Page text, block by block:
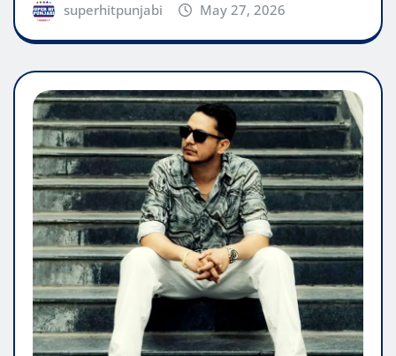
superhitpunjabi May 27, 2026